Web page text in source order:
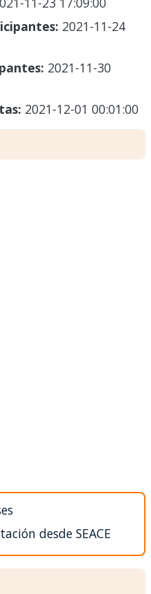
2021-11-24
2021-11-30
2021-12-01 00:01:00
desde SEACE